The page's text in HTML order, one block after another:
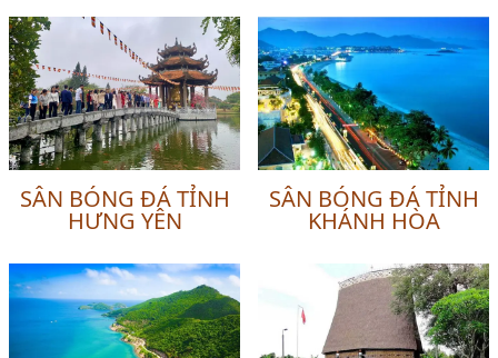
SÂN BÓNG ĐÁ TỈNH
HƯNG YÊN
SÂN BÓNG ĐÁ TỈNH
KHÁNH HÒA